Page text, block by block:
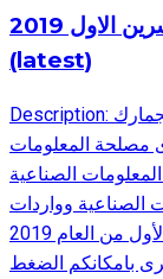
التقرير الاحصائي لوزارة الصناعة - تشرين الاول 2019
(latest)
Description: بناءً على الاحصاءات الصادرة عن ادارة الجمارك
مصلحة المعلومات
الصناعية
الصناعية وواردات
الآلات والمعدات الصناعية عن شهر تشرين الأول من العام 2019
بامكانكم الضغط